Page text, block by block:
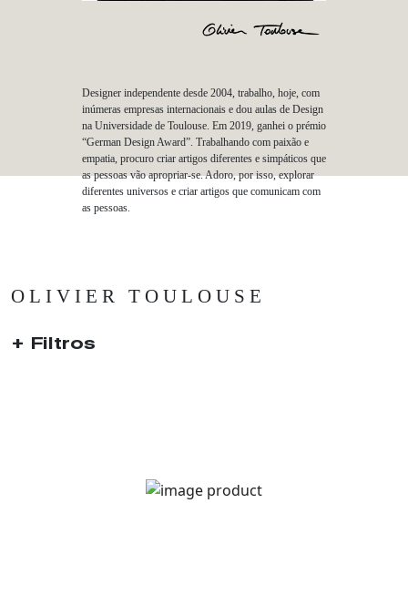
Designer independente desde 2004, trabalho, hoje, com
inúmeras empresas internacionais e dou aulas de Design
na Universidade de Toulouse. Em 2019, ganhei o prémio
“German Design Award”. Trabalhando com paixão e
empatia, procuro criar artigos diferentes e simpáticos que
as pessoas vão apropriar-se. Adoro, por isso, explorar
diferentes universos e criar artigos que comunicam com
as pessoas.
OLIVIER TOULOUSE
Filtros